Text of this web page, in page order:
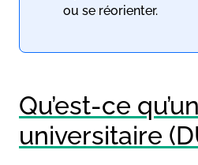
ou se réorienter.
Qu’est-ce
universitaire